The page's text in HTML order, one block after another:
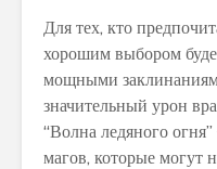
Для тех, кто
хорошим выбором
мощными
значительный урон
“Волна ледяного
магов, которые могут